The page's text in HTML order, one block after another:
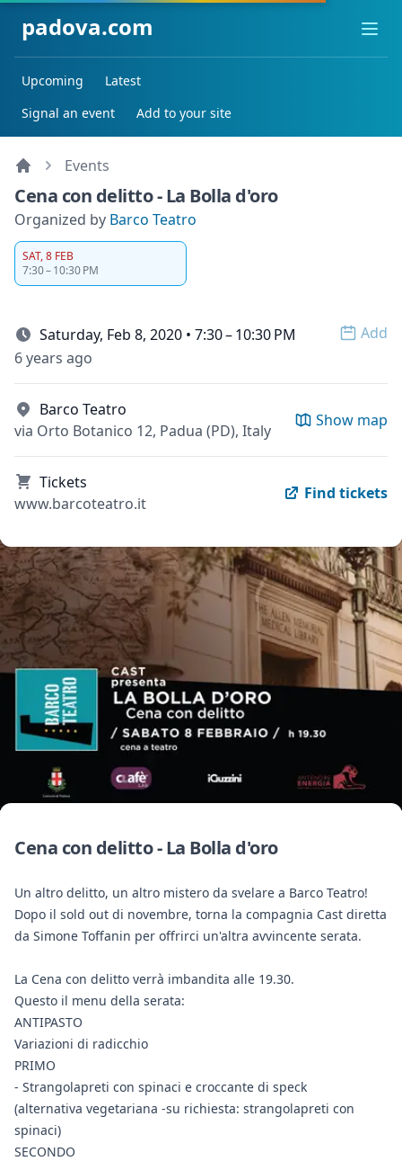
padova.com
Upcoming
Latest
Signal an event
Add to your site
Events
Cena con delitto - La Bolla d'oro
Organized by Barco Teatro
SAT, 8 FEB
7:30 – 10:30 PM
Saturday, Feb 8, 2020 • 7:30 – 10:30 PM
Add
6 years ago
Barco Teatro
via Orto Botanico 12, Padua (PD), Italy
Show map
Tickets
www.barcoteatro.it
Find tickets
Cena con delitto - La Bolla d'oro
Un altro delitto, un altro mistero da svelare a Barco Teatro!
Dopo il sold out di novembre, torna la compagnia Cast diretta
da Simone Toffanin per offrirci un'altra avvincente serata.
La Cena con delitto verrà imbandita alle 19.30.
Questo il menu della serata:
ANTIPASTO
Variazioni di radicchio
PRIMO
- Strangolapreti con spinaci e croccante di speck
(alternativa vegetariana -su richiesta: strangolapreti con
spinaci)
SECONDO